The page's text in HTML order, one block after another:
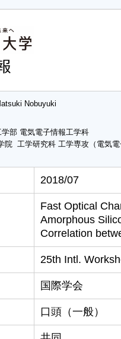
Nobuyuki
部 電気電子情報工学科
院 工学研究科 工学専攻（電気
2018/07
Fast Optical
Amorphous
Correlation
25th Intl.
国際学会
口頭（一般）